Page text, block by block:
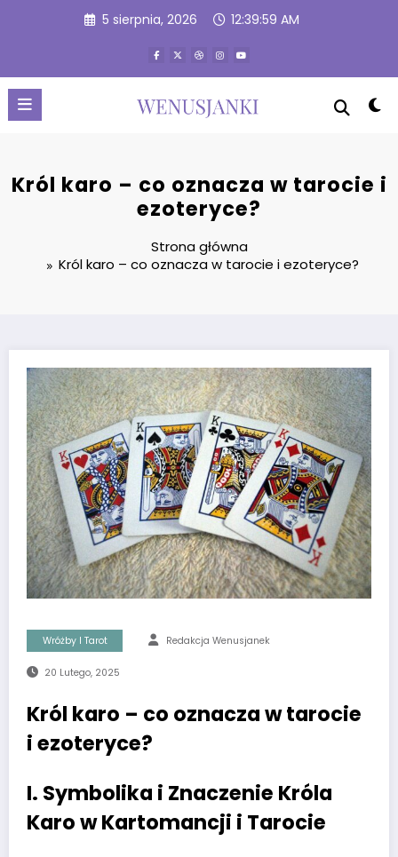
5 sierpnia, 2026 12:40:00 AM
Król karo – co oznacza w tarocie i
ezoteryce?
Strona główna
Król karo – co oznacza w tarocie i ezoteryce?
Wróżby I Tarot Redakcja Wenusjanek
20 Lutego, 2025
Król karo – co oznacza w tarocie
i ezoteryce?
I. Symbolika i Znaczenie Króla
Karo w Kartomancji i Tarocie